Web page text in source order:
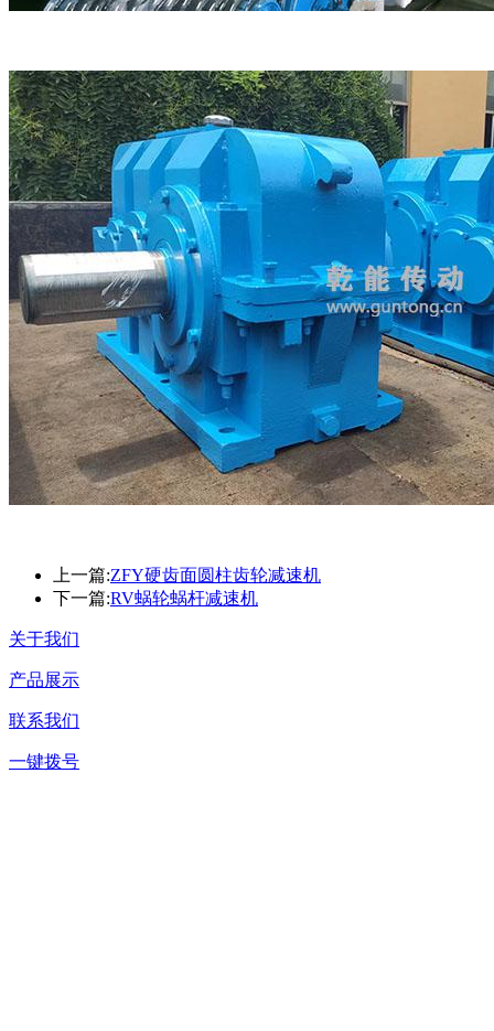
上一篇:ZFY硬齿面圆柱齿轮减速机
下一篇:RV蜗轮蜗杆减速机
关于我们
产品展示
联系我们
一键拨号